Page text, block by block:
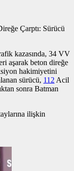
Çarptı: Sürücü
kazasında, 34 VV
aşarak beton direğe
hakimiyetini
sürücü, 112 Acil
sonra Batman
ilişkin